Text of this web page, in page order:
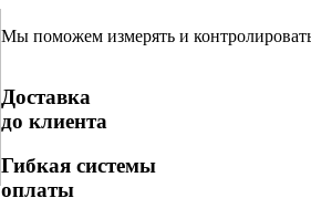
Мы поможем измерять и
Доставка
до клиента
Гибкая системы
оплаты